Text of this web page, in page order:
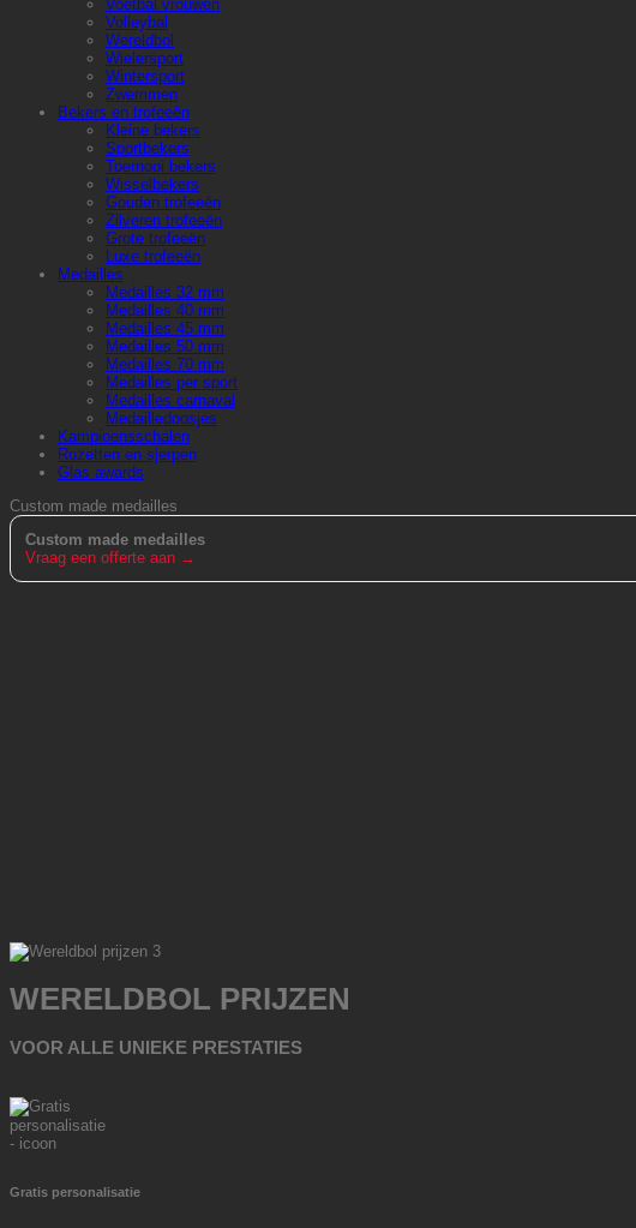
Voetbal vrouwen
Volleybal
Wereldbol
Wielersport
Wintersport
Zwemmen
Bekers en trofeeën
Kleine bekers
Sportbekers
Toernooi bekers
Wisselbekers
Gouden trofeeën
Zilveren trofeeën
Grote trofeeën
Luxe trofeeën
Medailles
Medailles 32 mm
Medailles 40 mm
Medailles 45 mm
Medailles 50 mm
Medailles 70 mm
Medailles per sport
Medailles carnaval
Medailledoosjes
Kampioensschalen
Rozetten en sjerpen
Glas awards
Custom made medailles
Custom made medailles
Vraag een offerte aan →
WERELDBOL PRIJZEN
VOOR ALLE UNIEKE PRESTATIES
Gratis personalisatie